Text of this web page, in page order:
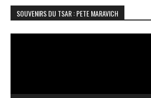
SOUVENIRS DU TSAR : PETE MARAVICH